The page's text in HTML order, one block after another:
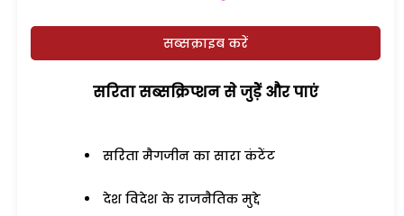
सब्सक्राइब करें
सरिता सब्सक्रिप्शन से जुड़ेें और पाएं
सरिता मैगजीन का सारा कंटेंट
देश विदेश के राजनैतिक मुद्दे